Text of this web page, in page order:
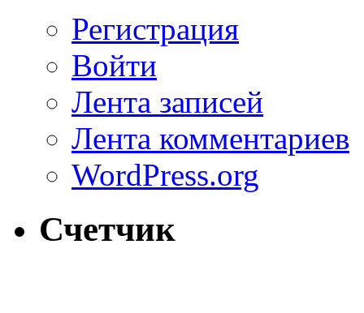
Регистрация
Войти
Лента записей
Лента комментариев
WordPress.org
Счетчик